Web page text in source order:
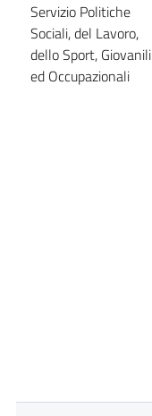
Servizio Politiche
Sociali, del Lavoro,
dello Sport, Giovanili
ed Occupazionali